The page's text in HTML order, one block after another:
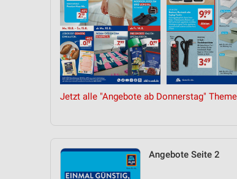
Jetzt alle "Angebote ab Donnerstag"
Angebote Seite 2
Messung der Performance von Inhalten
Analyse von Zielgruppen durch Statistiken oder
Entwicklung und Verbesserung der Angebote
Verwendung reduzierter Daten zur Auswahl von Inhalten
Geräte anhand von aktiv angeforderten Informationen